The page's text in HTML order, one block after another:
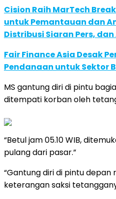
Cision Raih MarTech
untuk Pemantauan dan
Distribusi Siaran Pers, dan
Fair Finance Asia Desak
Pendanaan untuk Sektor
MS gantung diri di pintu
ditempati korban oleh
“Betul jam 05.10 WIB,
pulang dari pasar.”
“Gantung diri di pintu depan
keterangan saksi